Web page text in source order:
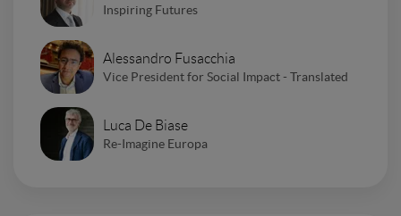
Inspiring Futures
Alessandro Fusacchia
Vice President for Social Impact - Translated
Luca De Biase
Re-Imagine Europa